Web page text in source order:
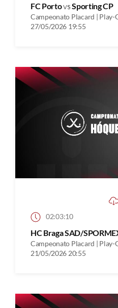
FC PortovsSporting CP
Campeonato Placard | Play-
27/05/2026 19:55
02:03:10
HC Braga SAD/
Campeonato Placard | Play-
21/05/2026 20:55